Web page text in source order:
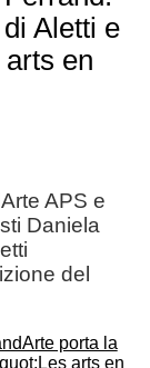
Aletti e
en
APS e
Daniela
del